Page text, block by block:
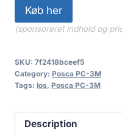
Køb her
(sponsoreret indhold og
SKU: 7f2418bceef5
Category: Posca PC-3M
Tags: los, Posca PC-3M
Description